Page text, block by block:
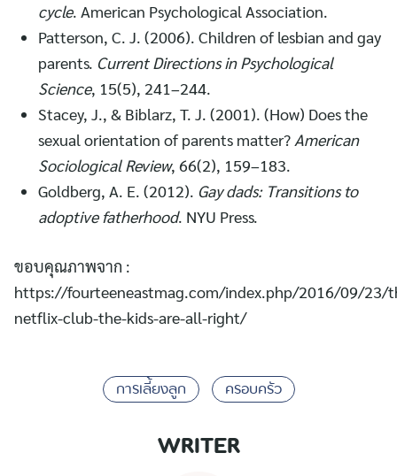
cycle. American Psychological Association.
Patterson, C. J. (2006). Children of lesbian and gay
parents. Current Directions in Psychological
Science, 15(5), 241–244.
Stacey, J., & Biblarz, T. J. (2001). (How) Does the
sexual orientation of parents matter? American
Sociological Review, 66(2), 159–183.
Goldberg, A. E. (2012). Gay dads: Transitions to
adoptive fatherhood. NYU Press.
ขอบคุณภาพจาก :
https://fourteeneastmag.com/index.php/2016/09/23/
netflix-club-the-kids-are-all-right/
การเลี้ยงลูก ครอบครัว
WRITER